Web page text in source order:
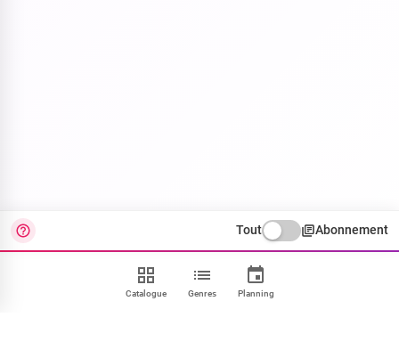
Catalogue Genres Planning
Tout Abonnement